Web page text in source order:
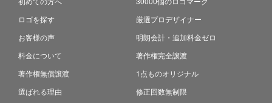
ロゴを探す
お客様の声
料金について
著作権無償譲渡
選ばれる理由
厳選プロデザイナー
明朗会計・追加料金ゼロ
著作権完全譲渡
1点ものオリジナル
修正回数無制限